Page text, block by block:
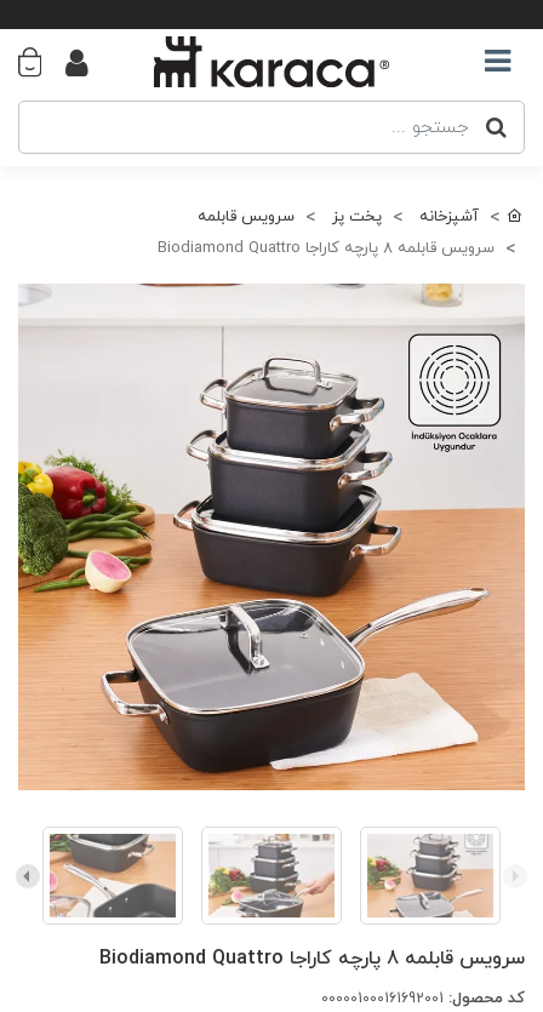
آشپزخانه پخت پز
سرویس قابلمه
سرویس قابلمه 8 پارچه کاراجا Biodiamond Quattro
سرویس قابلمه 8 پارچه کاراجا Biodiamond Quattro
کد محصول: